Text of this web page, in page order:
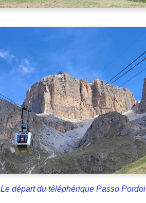
Le départ du téléphérique Passo Pordoi